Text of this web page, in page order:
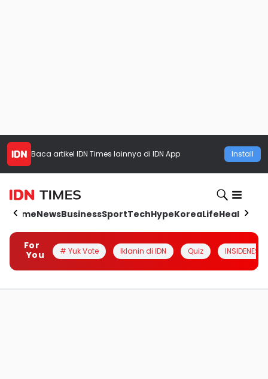
Baca artikel IDN Times lainnya di IDN App Install
HomeNewsBusinessSportTechHypeKoreaLifeHealth
For
You
# Yuk Vote Iklanin di IDN Quiz INSIDENESIA